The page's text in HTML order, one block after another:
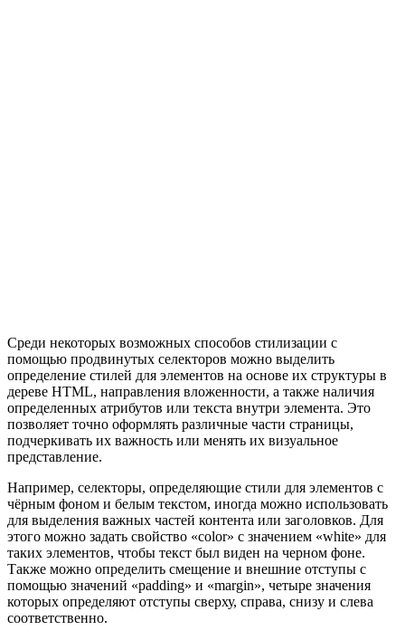
Среди некоторых возможных способов стилизации с
помощью продвинутых селекторов можно выделить
определение стилей для элементов на основе их структуры в
дереве HTML, направления вложенности, а также наличия
определенных атрибутов или текста внутри элемента. Это
позволяет точно оформлять различные части страницы,
подчеркивать их важность или менять их визуальное
представление.
Например, селекторы, определяющие стили для элементов с
чёрным фоном и белым текстом, иногда можно использовать
для выделения важных частей контента или заголовков. Для
этого можно задать свойство «color» с значением «white» для
таких элементов, чтобы текст был виден на черном фоне.
Также можно определить смещение и внешние отступы с
помощью значений «padding» и «margin», четыре значения
которых определяют отступы сверху, справа, снизу и слева
соответственно.